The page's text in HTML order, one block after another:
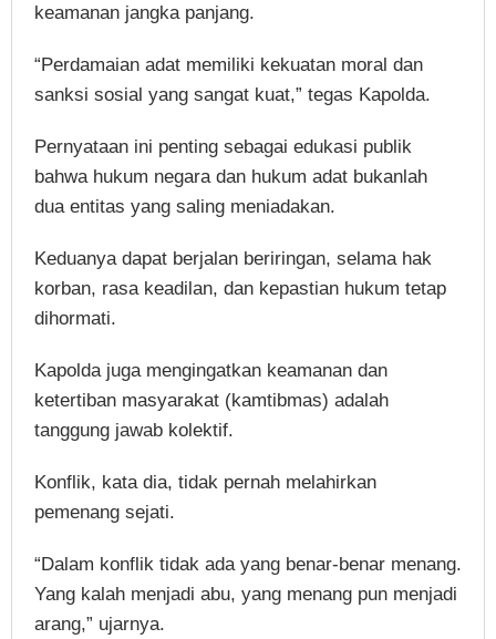
keamanan jangka panjang.
“Perdamaian adat memiliki kekuatan moral dan
sanksi sosial yang sangat kuat,” tegas Kapolda.
Pernyataan ini penting sebagai edukasi publik
bahwa hukum negara dan hukum adat bukanlah
dua entitas yang saling meniadakan.
Keduanya dapat berjalan beriringan, selama hak
korban, rasa keadilan, dan kepastian hukum tetap
dihormati.
Kapolda juga mengingatkan keamanan dan
ketertiban masyarakat (kamtibmas) adalah
tanggung jawab kolektif.
Konflik, kata dia, tidak pernah melahirkan
pemenang sejati.
“Dalam konflik tidak ada yang benar-benar menang.
Yang kalah menjadi abu, yang menang pun menjadi
arang,” ujarnya.